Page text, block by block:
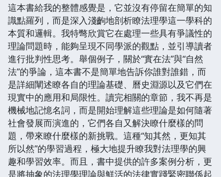
這本書給我的整體感覺是，它並沒有停留在簡單的知
識點羅列，而是深入淺齣地剖析瞭法理學這一學科的
本質和邏輯。我特彆欣賞它在處理一些具有爭議性的
理論問題時，能夠呈現不同學派的觀點，並引導讀者
進行批判性思考。舉個例子，關於“實在法”與“自然
法”的爭論，這本書不是簡單地告訴你誰對誰錯，而
是詳細闡述瞭各自的理論基礎、曆史淵源以及它們在
現實中的應用和局限性。讀完相關的章節，我不再是
機械地記憶名詞，而是開始理解這些理論是如何隨著
社會發展而演進的，它們各自又解決瞭什麼樣的問
題，帶來瞭什麼樣的新挑戰。這種“知其然，更知其
所以然”的學習過程，極大地提升瞭我對法理學的興
趣和學習效率。而且，書中提供的許多案例分析，更
是將抽象的法理學理論與鮮活的法律實踐緊密聯係起